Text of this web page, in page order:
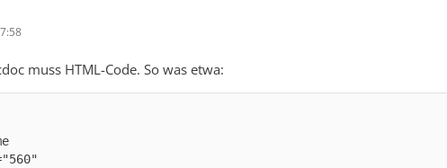
muss HTML-Code. So was etwa: